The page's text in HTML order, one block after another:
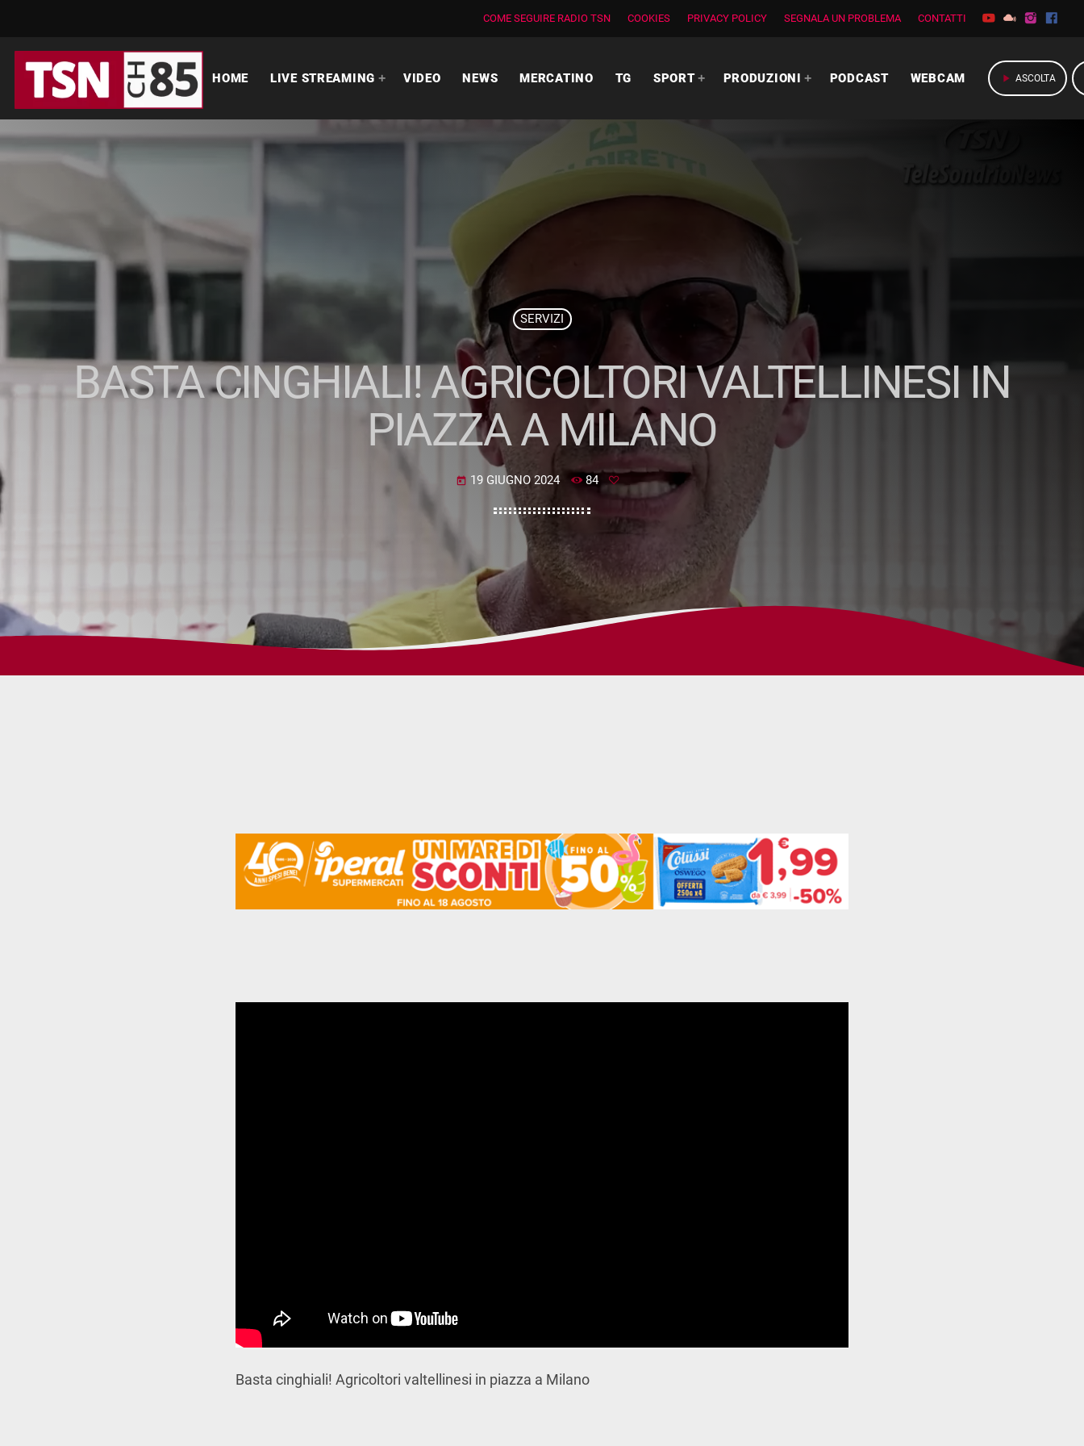
COME SEGUIRE RADIO TSN COOKIES PRIVACY POLICY SEGNALA UN PROBLEMA CONTATTI
HOME LIVE STREAMING VIDEO NEWS MERCATINO TG SPORT PRODUZIONI PODCAST WEBCAM play_arrow ASCOLTA
SERVIZI
BASTA CINGHIALI! AGRICOLTORI VALTELLINESI IN
PIAZZA A MILANO
today 19 GIUGNO 2024 84
Basta cinghiali! Agricoltori valtellinesi in piazza a Milano